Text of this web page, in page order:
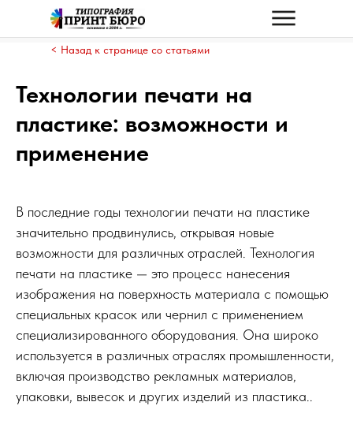
< Назад к странице со статьями
Технологии печати на
пластике: возможности и
применение
В последние годы технологии печати на пластике
значительно продвинулись, открывая новые
возможности для различных отраслей. Технология
печати на пластике — это процесс нанесения
изображения на поверхность материала с помощью
специальных красок или чернил с применением
специализированного оборудования. Она широко
используется в различных отраслях промышленности,
включая производство рекламных материалов,
упаковки, вывесок и других изделий из пластика..